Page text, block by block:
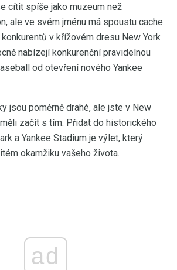
cítit spíše jako muzeum než
ale ve svém jménu má spoustu cache.
v křížovém dresu New York
nabízejí konkurenční pravidelnou
od otevření nového Yankee
jsou poměrně drahé, ale jste v New
začít s tím. Přidat do historického
a Yankee Stadium je výlet, který
okamžiku vašeho života.
ad